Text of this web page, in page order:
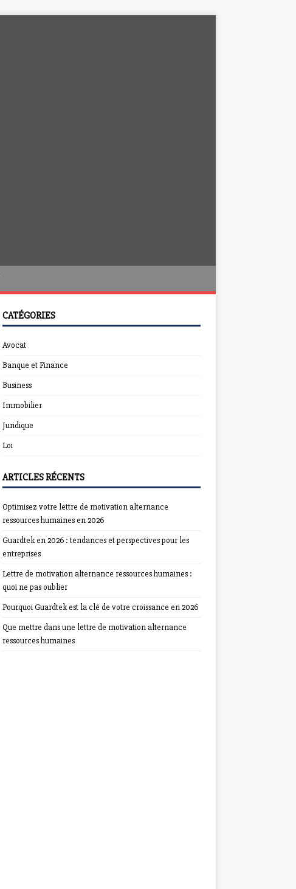
CATÉGORIES
Avocat
Banque et Finance
Business
Immobilier
Juridique
Loi
ARTICLES RÉCENTS
Optimisez votre lettre de motivation alternance
ressources humaines en 2026
Guardtek en 2026 : tendances et perspectives pour les
entreprises
Lettre de motivation alternance ressources humaines :
quoi ne pas oublier
Pourquoi Guardtek est la clé de votre croissance en 2026
Que mettre dans une lettre de motivation alternance
ressources humaines